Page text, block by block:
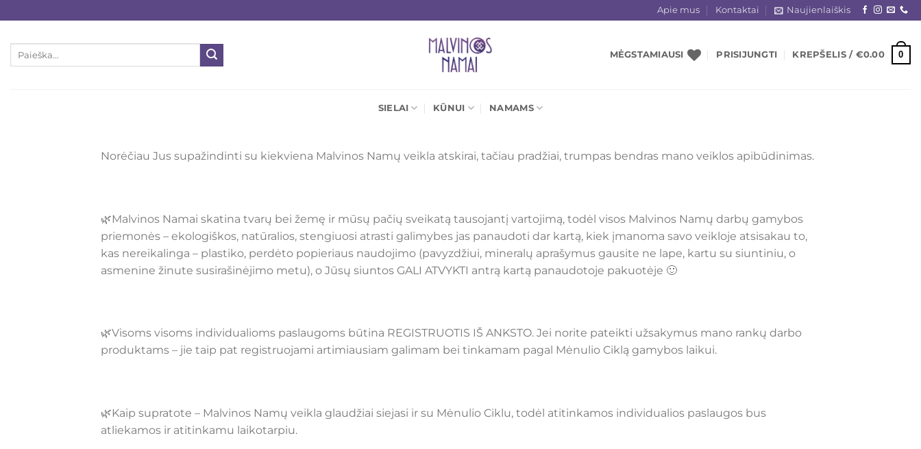
to
content
Apie mus Kontaktai Naujienlaiškis
Ieškoti:
MĖGSTAMIAUSI PRISIJUNGTI KREPŠELIS / €0.00 0
SIELAI KŪNUI NAMAMS
Norėčiau Jus supažindinti su kiekviena Malvinos Namų veikla atskirai, tačiau pradžiai, trumpas bendras mano veiklos apibūdinimas.
🌿Malvinos Namai skatina tvarų bei žemę ir mūsų pačių sveikatą tausojantį vartojimą, todėl visos Malvinos Namų darbų gamybos
priemonės – ekologiškos, natūralios, stengiuosi atrasti galimybes jas panaudoti dar kartą, kiek įmanoma savo veikloje atsisakau to,
kas nereikalinga – plastiko, perdėto popieriaus naudojimo (pavyzdžiui, mineralų aprašymus gausite ne lape, kartu su siuntiniu, o
asmenine žinute susirašinėjimo metu), o Jūsų siuntos GALI ATVYKTI antrą kartą panaudotoje pakuotėje 🙂
🌿Visoms visoms individualioms paslaugoms būtina REGISTRUOTIS IŠ ANKSTO. Jei norite pateikti užsakymus mano rankų darbo
produktams – jie taip pat registruojami artimiausiam galimam bei tinkamam pagal Mėnulio Ciklą gamybos laikui.
🌿Kaip supratote – Malvinos Namų veikla glaudžiai siejasi ir su Mėnulio Ciklu, todėl atitinkamos individualios paslaugos bus
atliekamos ir atitinkamu laikotarpiu.